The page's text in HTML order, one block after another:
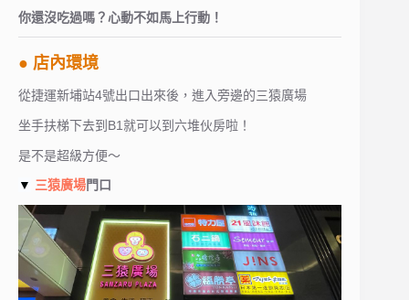
你還沒吃過嗎？心動不如馬上行動！
● 店內環境
從捷運新埔站4號出口出來後，進入旁邊的三猿廣場
坐手扶梯下去到B1就可以到六堆伙房啦！
是不是超級方便～
▼ 三猿廣場門口